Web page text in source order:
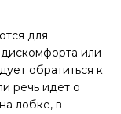
для
или
обратиться к
речь идет о
лобке, в